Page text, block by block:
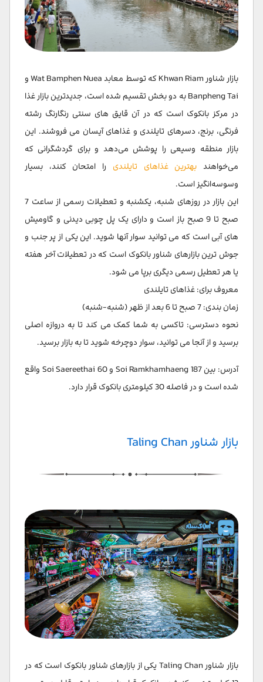
بازار شناور Khwan Riam که توسط معابد Wat Bamphen Nuea و
Banpheng Tai به دو بخش تقسیم شده است، جدیدترین بازار غذا
در مرکز بانکوک است که در آن قایق های سنتی رنگارنگ رشته
فرنگی، برنج، دسرهای تایلندی و غذاهای آیسان می فروشند. این
بازار منطقه وسیعی را پوشش می‌دهد و برای گردشگرانی که
می‌خواهند بهترین غذاهای تایلندی را امتحان کنند، بسیار
وسوسه‌انگیز است.
این بازار در روزهای شنبه، یکشنبه و تعطیلات رسمی از ساعت 7
صبح تا 9 صبح باز است و دارای یک پل چوبی دیدنی و گاومیش
های آبی است که می توانید سوار آنها شوید. این یکی از پر جنب و
جوش ترین بازارهای شناور بانکوک است که در تعطیلات آخر هفته
یا هر تعطیل رسمی دیگری برپا می شود.
معروف برای: غذاهای تایلندی
زمان بندی: 7 صبح تا 6 بعد از ظهر (شنبه-شنبه)
نحوه دسترسی: تاکسی به شما کمک می کند تا به دروازه اصلی
برسید و از آنجا می توانید، سوار دوچرخه شوید تا به بازار برسید.
آدرس: بین Soi Ramkhamhaeng 187 و Soi Saereethai 60 واقع
شده است و در فاصله 30 کیلومتری بانکوک قرار دارد.
بازار شناور Taling Chan
بازار شناور Taling Chan یکی از بازارهای شناور بانکوک است که در